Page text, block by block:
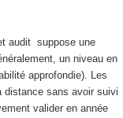
audit suppose une
un niveau en
approfondie). Les
distance sans avoir suivi
valider en année